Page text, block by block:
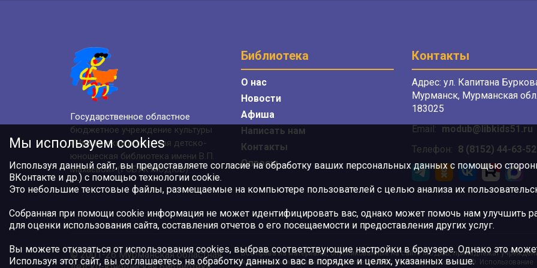
Государственное областное
бюджетное учреждение культуры
«Мурманская областная детско-
юношеская библиотека имени В.П.
Махаевой» (ГОБУК МОДЮБ)
Библиотека
О нас
Новости
Афиша
Написать нам
Контакты
Опросы
Контакты
Адрес: ул. Капитана
Мурманск, Мурманская
183025
Email: modub@libkids51.ru
Телефон: 8 (8152) 44-63-52
© 2001-26 Мурманская областная
Все права на материалы, опубликованные на сайте МОДЮБ, принадлежат
или авторам и охраняются в соответствии с законодательством РФ. Использование
Мы используем cookies
Используя данный сайт, вы предоставляете согласие на обработку ваших персональных данных с помощью
ВКонтакте и др.) с помощью технологии cookie.
Это небольшие текстовые файлы, размещаемые на компьютере пользователей с целью анализа их
Собранная при помощи cookie информация не может идентифицировать вас, однако может помочь нам улучшить
для оценки использования сайта, составления отчетов о его посещаемости и предоставления других услуг.
Вы можете отказаться от использования cookies, выбрав соответствующие настройки в браузере. Однако это
Используя этот сайт, вы соглашаетесь на обработку данных о вас в порядке и целях, указанных выше.